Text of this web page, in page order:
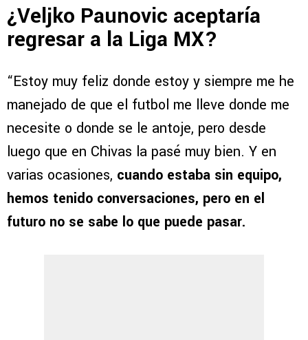
¿Veljko Paunovic aceptaría
regresar a la Liga MX?
“Estoy muy feliz donde estoy y siempre me he
manejado de que el futbol me lleve donde me
necesite o donde se le antoje, pero desde
luego que en Chivas la pasé muy bien. Y en
varias ocasiones, cuando estaba sin equipo,
hemos tenido conversaciones, pero en el
futuro no se sabe lo que puede pasar.